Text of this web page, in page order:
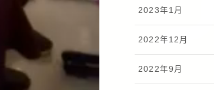
2023年1月
2022年12月
2022年9月